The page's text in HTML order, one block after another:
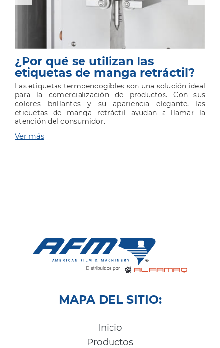
¿Por qué se utilizan las
etiquetas de manga retráctil?
Las etiquetas termoencogibles son una solución ideal
para la comercialización de productos. Con sus
colores brillantes y su apariencia elegante, las
etiquetas de manga retráctil ayudan a llamar la
atención del consumidor.
Ver más
MAPA DEL SITIO:
Inicio
Productos